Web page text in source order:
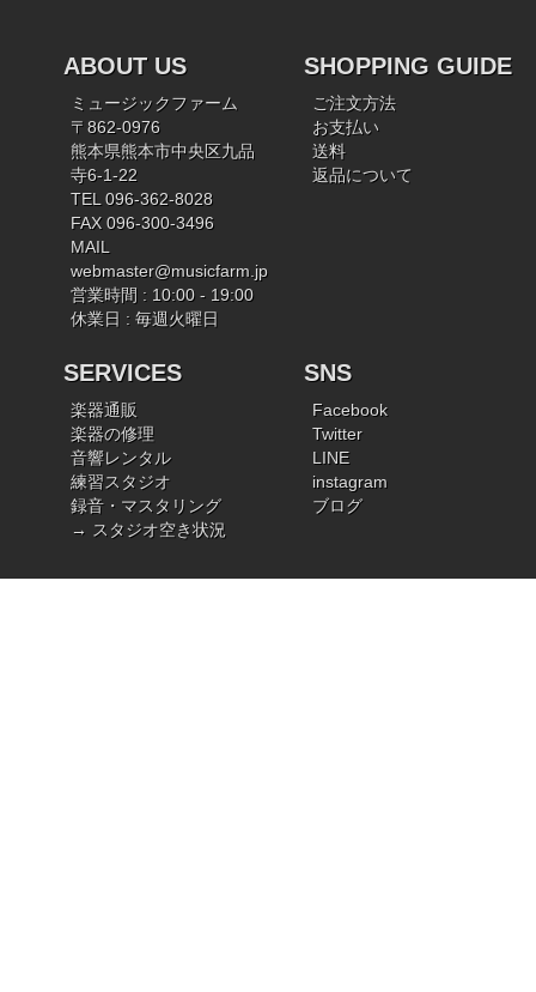
ABOUT US
ミュージックファーム
〒862-0976
熊本県熊本市中央区九品
寺6-1-22
TEL 096-362-8028
FAX 096-300-3496
MAIL
webmaster@musicfarm.jp
営業時間 : 10:00 - 19:00
休業日 : 毎週火曜日
SHOPPING GUIDE
ご注文方法
お支払い
送料
返品について
SERVICES
楽器通販
楽器の修理
音響レンタル
練習スタジオ
録音・マスタリング
→ スタジオ空き状況
SNS
Facebook
Twitter
LINE
instagram
ブログ